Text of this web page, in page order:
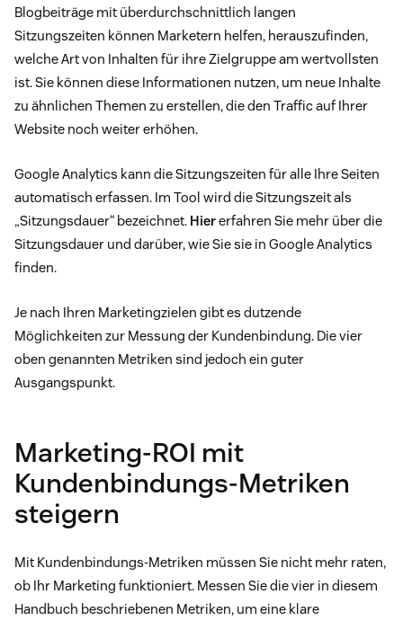
Blogbeiträge mit überdurchschnittlich langen
Sitzungszeiten können Marketern helfen, herauszufinden,
welche Art von Inhalten für ihre Zielgruppe am wertvollsten
ist. Sie können diese Informationen nutzen, um neue Inhalte
zu ähnlichen Themen zu erstellen, die den Traffic auf Ihrer
Website noch weiter erhöhen.
Google Analytics kann die Sitzungszeiten für alle Ihre Seiten
automatisch erfassen. Im Tool wird die Sitzungszeit als
„Sitzungsdauer“ bezeichnet. Hiererfahren Sie mehr über die
Sitzungsdauer und darüber, wie Sie sie in Google Analytics
finden.
Je nach Ihren Marketingzielen gibt es dutzende
Möglichkeiten zur Messung der Kundenbindung. Die vier
oben genannten Metriken sind jedoch ein guter
Ausgangspunkt.
Marketing-ROI mit
Kundenbindungs-Metriken
steigern
Mit Kundenbindungs-Metriken müssen Sie nicht mehr raten,
ob Ihr Marketing funktioniert. Messen Sie die vier in diesem
Handbuch beschriebenen Metriken, um eine klare